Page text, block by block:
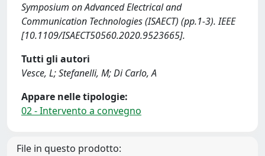
Symposium on Advanced Electrical and
Communication Technologies (ISAECT) (pp.1-3). IEEE
[10.1109/ISAECT50560.2020.9523665].
Tutti gli autori
Vesce, L; Stefanelli, M; Di Carlo, A
Appare nelle tipologie:
02 - Intervento a convegno
File in questo prodotto: